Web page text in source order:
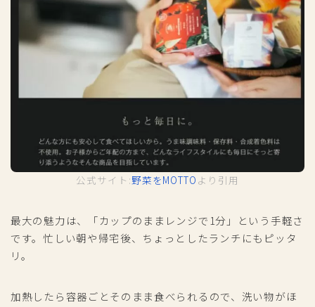
公式サイト:野菜をMOTTO より引用
最大の魅力は、「カップのままレンジで1分」という手軽さ
です。忙しい朝や帰宅後、ちょっとしたランチにもピッタ
リ。
加熱したら容器ごとそのまま食べられるので、洗い物がほ